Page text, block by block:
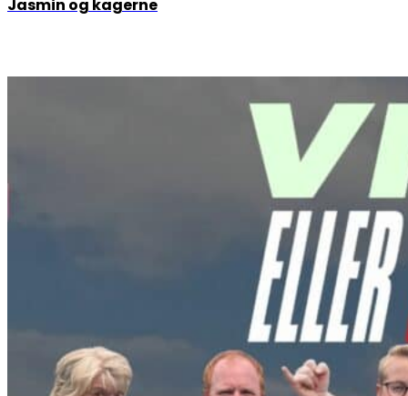
Jasmin og kagerne